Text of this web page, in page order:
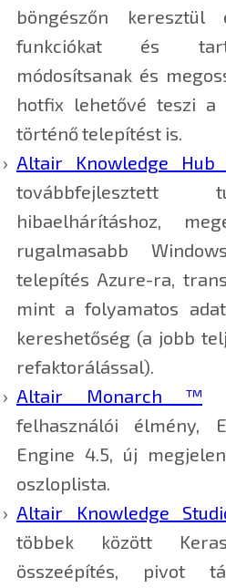
böngészőn keresztül
funkciókat és
módosítsanak és
hotfix lehetővé teszi a
történő telepítést is.
Altair Knowledge
továbbfejlesztett
hibaelhárításhoz,
rugalmasabb
telepítés Azure-ra,
mint a folyamatos
kereshetőség (a jobb
refaktorálással).
Altair Monarch ™
felhasználói élmény,
Engine 4.5, új
oszloplista.
Altair Knowledge
többek között
összeépítés, pivot